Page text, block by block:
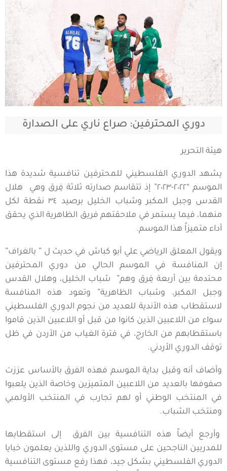
دوري المحترفين: صراع ناري على الصدارة
هيئة التحرير
يشهد الدوري الفلسطيني للمحترفين تنافسية شديدة هذا
الموسم “٢٠٢٢-٢٠٢٣” إذ تتقاسم صدارته ثلاثة فِرق وهي هلال
القدس وجبل المكبر وشباب الخليل برصيد ٣٤ نقطة لكل
منهما، فيما يستمر في ملاحقتهم فريق الظاهرية الذي يحقق
أداء متميزاً هذا الموسم.
ويقول المعلق الرياضي علي أبو كباش في حديث ل ” بالغراف”
إن المنافسة في الموسم الحالي من دوري المحترفين
محتدمة بين أربعة فِرق وهم” شباب الخليل، وهلال القدس
وجبل المكبر، وشباب الظاهرية” وتعود هذه المنافسة
لاستقطاب هذه الأندية للعديد من نجوم الدوري الفلسطيني
سواء من اللاعبين الذين كانوا من قبل أو اللاعبين الذين قاموا
باستقطابهم من الخارج، في فترة الغياب من الأردن في ظل
توقف الدوري الأردني.
وأضاف أنه وقبل بداية الموسم فهذه الفرق بالأساس عززت
صفوفها بالعديد من اللاعبين المتميزين وخاصة الذين يلعبوا
في المنتخب الوطني أو لهم تجارب في المنتخب الأولمبي
ومنتخب الشباب.
وأرجع أيضاً هذه التنافسية بين الفرق إلى استقطابها
للمدربين الناجحين على مستوى الدوري واللذين يعلمون خبايا
الدوري الفلسطيني بشكل جيد، فهذا رفع مستوى التنافسية